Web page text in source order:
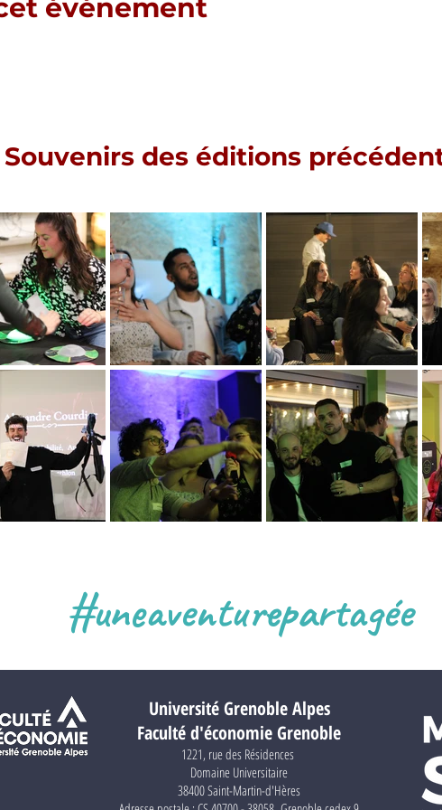
événement
Souvenirs des éditions
#uneaventurepartagée
Université Grenoble Alpes
Faculté d'économie Grenoble
1221, rue des Résidences
Domaine Universitaire
38400 Saint-Martin-d'Hères